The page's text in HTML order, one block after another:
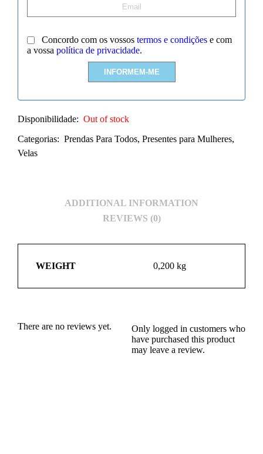
Concordo com os vossos termos e condições e com
a vossa política de privacidade.
Disponibilidade: Out of stock
Categorias: Prendas Para Todos, Presentes para Mulheres,
Velas
ADDITIONAL INFORMATION
REVIEWS (0)
WEIGHT 0,200 kg
There are no reviews yet.
Only logged in customers who
have purchased this product
may leave a review.